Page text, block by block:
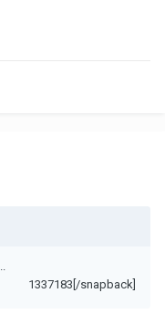
1337183[/snapback]